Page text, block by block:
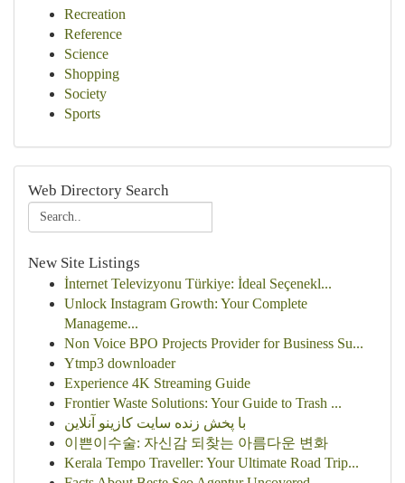
Recreation
Reference
Science
Shopping
Society
Sports
Web Directory Search
New Site Listings
İnternet Televizyonu Türkiye: İdeal Seçenekl...
Unlock Instagram Growth: Your Complete
Manageme...
Non Voice BPO Projects Provider for Business Su...
Ytmp3 downloader
Experience 4K Streaming Guide
Frontier Waste Solutions: Your Guide to Trash ...
با پخش زنده سایت کازینو آنلاین
이쁜이수술: 자신감 되찾는 아름다운 변화
Kerala Tempo Traveller: Your Ultimate Road Trip...